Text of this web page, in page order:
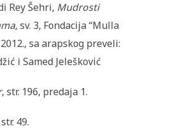
Rey Šehri, Mudrosti
, sv. 3, Fondacija “Mulla
sa arapskog preveli:
i Samed Jelešković
, str. 196, predaja 1.
49.